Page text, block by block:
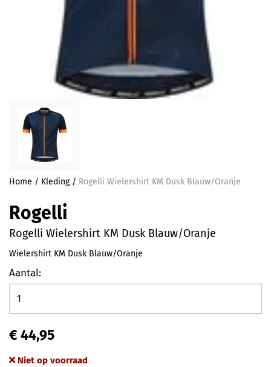
Home / Kleding/ Rogelli Wielershirt KM Dusk Blauw/Oranje
Rogelli
Rogelli Wielershirt KM Dusk Blauw/Oranje
Wielershirt KM Dusk Blauw/Oranje
Aantal:
€ 44,95
Niet op voorraad